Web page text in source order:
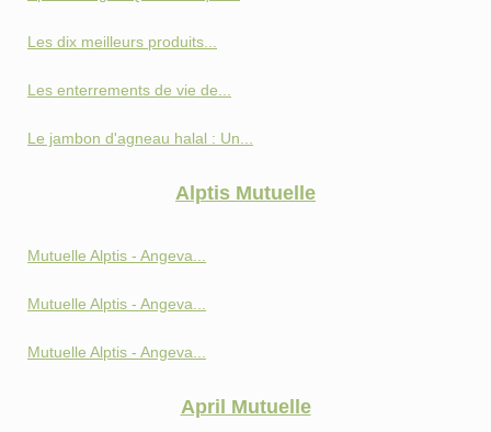
Les dix meilleurs produits...
Les enterrements de vie de...
Le jambon d'agneau halal : Un...
Alptis Mutuelle
Mutuelle Alptis - Angeva...
Mutuelle Alptis - Angeva...
Mutuelle Alptis - Angeva...
April Mutuelle